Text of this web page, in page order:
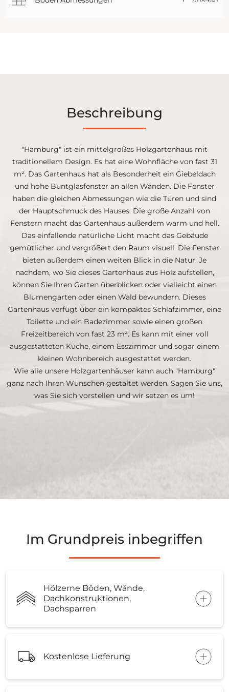
Beschreibung
"Hamburg" ist ein mittelgroßes Holzgartenhaus mit
traditionellem Design. Es hat eine Wohnfläche von fast 31
m². Das Gartenhaus hat als Besonderheit ein Giebeldach
und hohe Buntglasfenster an allen Wänden. Die Fenster
haben die gleichen Abmessungen wie die Türen und sind
der Hauptschmuck des Hauses. Die große Anzahl von
Fenstern macht das Gartenhaus außerdem warm und hell.
Das einfallende natürliche Licht macht das Gebäude
gemütlicher und vergrößert den Raum visuell. Die Fenster
bieten außerdem einen weiten Blick in die Natur. Je
nachdem, wo Sie dieses Gartenhaus aus Holz aufstellen,
können Sie Ihren Garten überblicken oder vielleicht einen
Blumengarten oder einen Wald bewundern. Dieses
Gartenhaus verfügt über ein kompaktes Schlafzimmer, eine
Toilette und ein Badezimmer sowie einen großen
Freizeitbereich von fast 23 m². Es kann mit einer voll
ausgestatteten Küche, einem Esszimmer und sogar einem
kleinen Wohnbereich ausgestattet werden.
Wie alle unsere Holzgartenhäuser kann auch "Hamburg"
ganz nach Ihren Wünschen gestaltet werden. Sagen Sie uns,
was Sie sich vorstellen und wir setzen es um!
Im Grundpreis inbegriffen
Hölzerne Böden, Wände,
Dachkonstruktionen,
Dachsparren
Kostenlose Lieferung